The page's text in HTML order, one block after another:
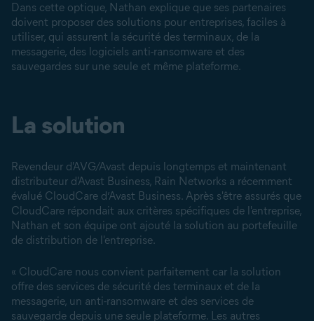
Dans cette optique, Nathan explique que ses partenaires
doivent proposer des solutions pour entreprises, faciles à
utiliser, qui assurent la sécurité des terminaux, de la
messagerie, des logiciels anti-ransomware et des
sauvegardes sur une seule et même plateforme.
La solution
Revendeur d'AVG/Avast depuis longtemps et maintenant
distributeur d'Avast Business, Rain Networks a récemment
évalué CloudCare d’Avast Business. Après s'être assurés que
CloudCare répondait aux critères spécifiques de l'entreprise,
Nathan et son équipe ont ajouté la solution au portefeuille
de distribution de l'entreprise.
« CloudCare nous convient parfaitement car la solution
offre des services de sécurité des terminaux et de la
messagerie, un anti-ransomware et des services de
sauvegarde depuis une seule plateforme. Les autres